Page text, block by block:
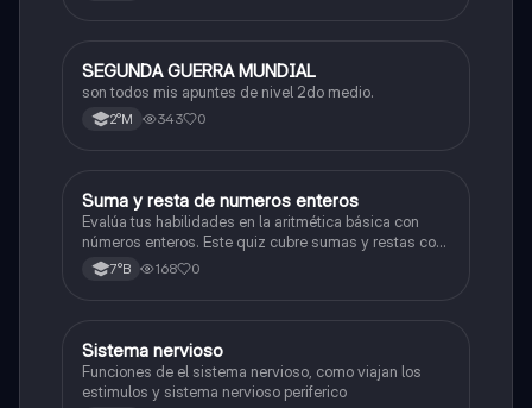
Historia
SEGUNDA GUERRA MUNDIAL
son todos mis apuntes de nivel 2do medio.
2°M 343 0
SMatemáticas
Suma y resta de numeros enteros
Evalúa tus habilidades en la aritmética básica con
números enteros. Este quiz cubre sumas y restas con
números positivos y negativos.
7°B 168 0
SBiología
Sistema nervioso
Funciones de el sistema nervioso, como viajan los
estimulos y sistema nervioso periferico